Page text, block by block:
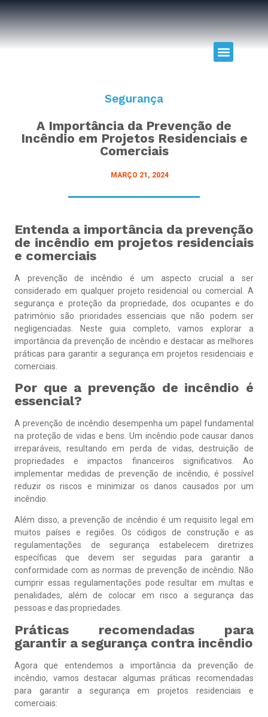
Segurança
A Importância da Prevenção de
Incêndio em Projetos Residenciais e
Comerciais
MARÇO 21, 2024
Entenda a importância da prevenção
de incêndio em projetos residenciais
e comerciais
A prevenção de incêndio é um aspecto crucial a ser
considerado em qualquer projeto residencial ou comercial. A
segurança e proteção da propriedade, dos ocupantes e do
patrimônio são prioridades essenciais que não podem ser
negligenciadas. Neste guia completo, vamos explorar a
importância da prevenção de incêndio e destacar as melhores
práticas para garantir a segurança em projetos residenciais e
comerciais.
Por que a prevenção de incêndio é
essencial?
A prevenção de incêndio desempenha um papel fundamental
na proteção de vidas e bens. Um incêndio pode causar danos
irreparáveis, resultando em perda de vidas, destruição de
propriedades e impactos financeiros significativos. Ao
implementar medidas de prevenção de incêndio, é possível
reduzir os riscos e minimizar os danos causados por um
incêndio.
Além disso, a prevenção de incêndio é um requisito legal em
muitos países e regiões. Os códigos de construção e as
regulamentações de segurança estabelecem diretrizes
específicas que devem ser seguidas para garantir a
conformidade com as normas de prevenção de incêndio. Não
cumprir essas regulamentações pode resultar em multas e
penalidades, além de colocar em risco a segurança das
pessoas e das propriedades.
Práticas recomendadas para
garantir a segurança contra incêndio
Agora que entendemos a importância da prevenção de
incêndio, vamos destacar algumas práticas recomendadas
para garantir a segurança em projetos residenciais e
comerciais: